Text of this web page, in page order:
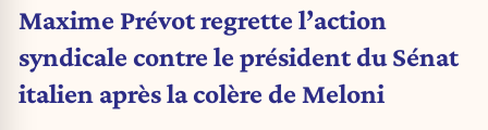
Maxime Prévot regrette l’action
syndicale contre le président du Sénat
italien après la colère de Meloni